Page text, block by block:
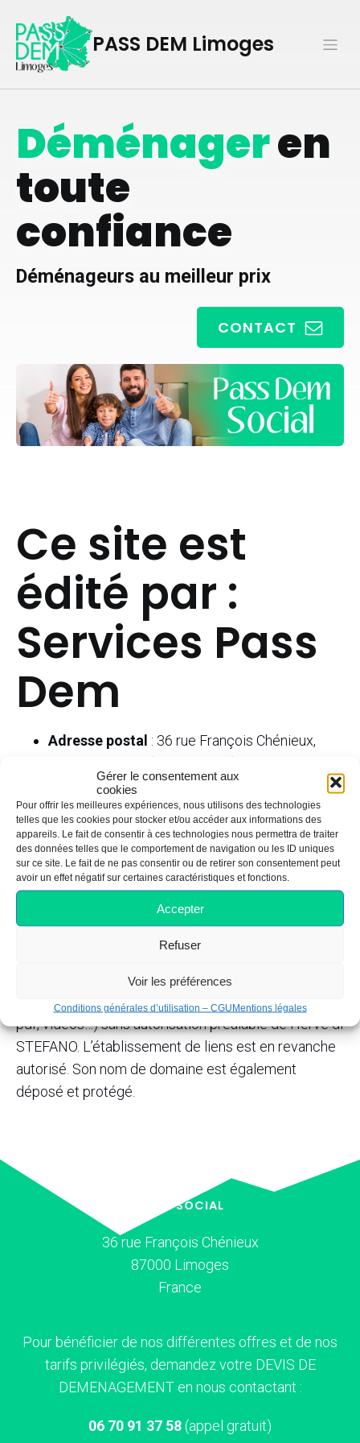
Gérer le consentement aux
cookies
Pour offrir les meilleures expériences, nous utilisons des technologies
telles que les cookies pour stocker et/ou accéder aux informations des
appareils. Le fait de consentir à ces technologies nous permettra de traiter
des données telles que le comportement de navigation ou les ID uniques
sur ce site. Le fait de ne pas consentir ou de retirer son consentement peut
avoir un effet négatif sur certaines caractéristiques et fonctions.
Accepter
Refuser
Voir les préférences
Conditions générales d’utilisation – CGUMentions légales
PASS DEM Limoges
Déménageren
toute
confiance
Déménageurs au meilleur prix
CONTACT
Ce site est
édité par :
Services Pass
Dem
Adresse postal : 36 rue François Chénieux,
Adresse e-mail: contact@passdem.fr
Téléphone: 05 44 191 185
Directeur de la publication: Hervé di
STEFANO
Hébergeur: OVH – 2 rue Kellermann – 59100
reproduire pour un usage autre que privé les
éléments figurant sur ce site (textes, images, fichiers
pdf, vidéos…) sans autorisation préalable de Hervé di
STEFANO. L’établissement de liens est en revanche
autorisé. Son nom de domaine est également
déposé et protégé.
SIÈGE SOCIAL
36 rue François Chénieux
87000 Limoges
France
Pour bénéficier de nos différentes offres et de nos
tarifs privilégiés, demandez votre DEVIS DE
DEMENAGEMENT en nous contactant :
06 70 91 37 58(appel gratuit)